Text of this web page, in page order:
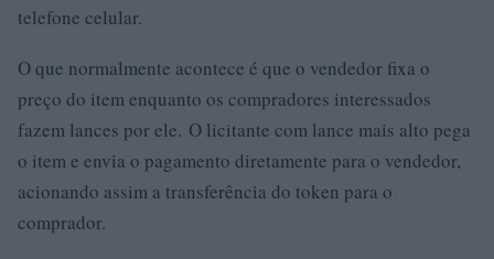
telefone celular.
O que normalmente acontece é que o vendedor fixa o
preço do item enquanto os compradores interessados ​​
fazem lances por ele. O licitante com lance mais alto pega
o item e envia o pagamento diretamente para o vendedor,
acionando assim a transferência do token para o
comprador.